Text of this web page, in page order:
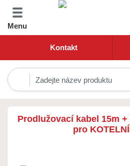
Menu
Kontakt
Prodlužovací kabel 15m
pro